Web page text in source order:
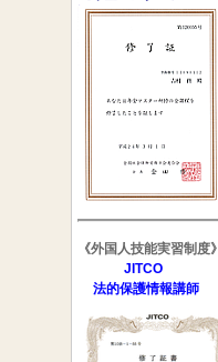
《外国人技能実習制度》
JITCO
法的保護情報講師